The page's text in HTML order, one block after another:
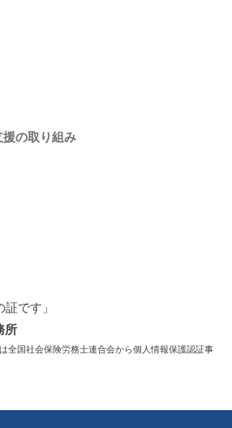
の取り組み
です」
所
全国社会保険労務士連合会から個人情報保護認証事